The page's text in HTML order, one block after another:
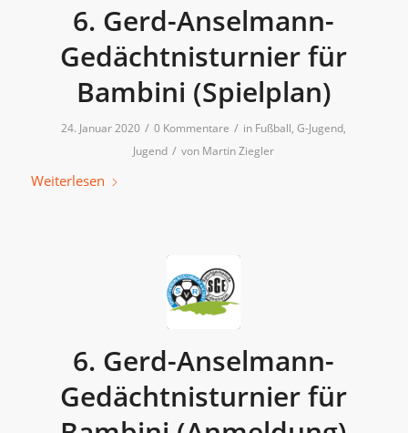
6. Gerd-Anselmann-
Gedächtnisturnier für
Bambini (Spielplan)
24. Januar 2020 / 0 Kommentare / in Fußball,G-Jugend,
Jugend / von Martin Ziegler
Weiterlesen
6. Gerd-Anselmann-
Gedächtnisturnier für